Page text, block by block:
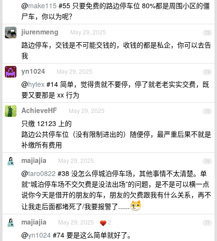
@make115 #55 只要免费的路边停车位 80%都是周围小区的僵
尸车，你以为呢？
73
jiurenmeng May 29, 2025
路边停车，交钱是不可能交钱的，收钱的都是私企，你可以去告
我
74
yn1024 May 29, 2025
@hytex #14 简单，觉得贵就不要停，停了就老老实实交费，既
要又要那是 xx 行为
75
AchieveHF May 29, 2025
只缴 12123 上的
路边公共停车位（没有限制进出的）随便停，最严重后果不就是
补缴所有费用
76
majiajia May 29, 2025
@taro0822 #38 没怎么停城泊停车场，其他事情不太清楚。单
就“城泊停车场不交欠费是没法出场”的问题，是不是可以横一点
说你今天是借开的朋友的车，朋友的欠费跟我有什么关系，再不
让我走后面都堵死了/我要报警了......
77
majiajia May 29, 2025 2
@yn1024 #74 要是这么简单就好了。